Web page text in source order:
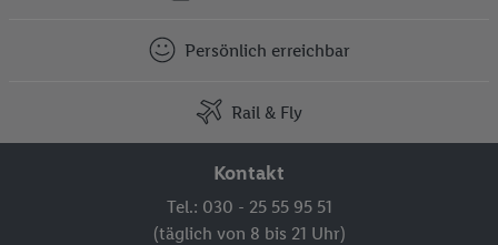
Persönlich erreichbar
Rail & Fly
Kontakt
Tel.: 030 - 25 55 95 51
(täglich von 8 bis 21 Uhr)